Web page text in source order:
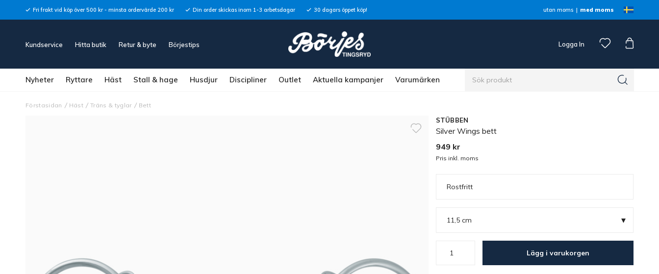
Fri frakt vid köp över 500 kr - minsta ordervärde 200 kr Din order skickas inom 1-3 arbetsdagar 30 dagars öppet köp! utan moms med moms
Kundservice Hitta butik Retur & byte Börjestips Logga In
Nyheter Ryttare Häst Stall & hage Husdjur Discipliner Outlet Aktuella kampanjer Varumärken
Förstasidan Häst Träns & tyglar Bett
STÜBBEN
Silver Wings bett
949 kr
Pris inkl. moms
Rostfritt
11,5 cm ▾
Lägg i varukorgen